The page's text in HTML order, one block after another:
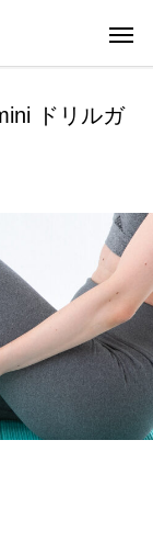
ました。
ドリルガ